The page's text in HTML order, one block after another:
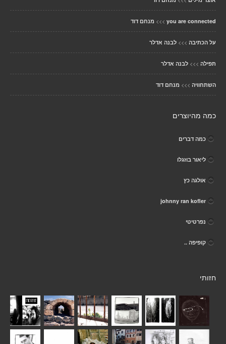
you are connected
>>> מנחם דוד
על הכתיבה >>> לבנה אדלר
תפילה >>> לבנה אדלר
השתחוויה >>> מנחם דוד
כמה מהיוצרים
כמה דברים
ליאור בוזגלו
אולגה כץ
johnny ran kofler
נפרטיטי
קופיפה ..
חזותי